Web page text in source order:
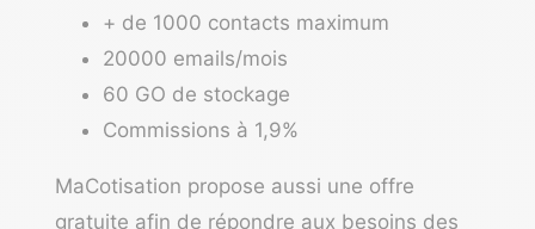
+ de 1000 contacts maximum
20000 emails/mois
60 GO de stockage
Commissions à 1,9%
MaCotisation propose aussi une offre
gratuite afin de répondre aux besoins des